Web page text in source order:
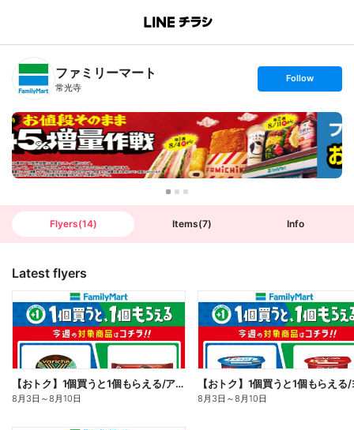
B
n
T
ファミリーマート
常光寺
s
t
o
l
l
o
w
Follow
Flyers(14) Items(7) Info
Latest flyers
【おトク】1個買うと1個もらえる/アイス
8月3日 ～8月10日 8月3日 ～8月10日